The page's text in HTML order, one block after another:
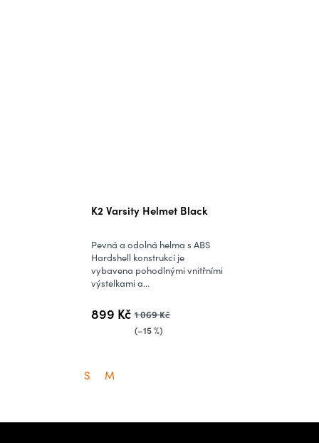
K2 Varsity Helmet Black
899 Kč 1 069 Kč
(–15 %)
Pevná a odolná helma s ABS
Hardshell konstrukcí je
vybavena pohodlnými vnitřními
výstelkami a...
S M
Z